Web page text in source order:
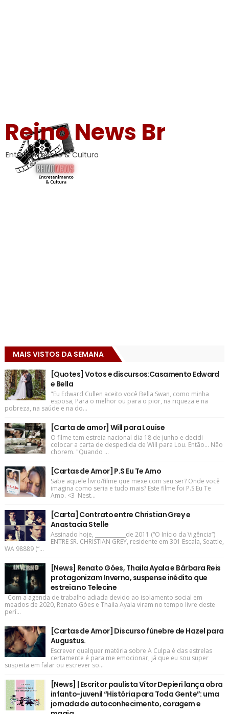
Reino News Br
Entretenimento & Cultura
MAIS VISTOS DA SEMANA
[Quotes] Votos e discursos:Casamento Edward
e Bella
"Eu Edward Cullen aceito você Bella Swan, como minha
esposa, Para o melhor ou para o pior, na riqueza e na
pobreza, na saúde e na do...
[Carta de amor] Will para Louise
O filme tem estreia nacional dia 18 de junho e decidi
colocar a carta de despedida de Will para Lou. Então... Não
chorem. "Quando ...
[Cartas de Amor] P.S Eu Te Amo
Sabe aquele livro/filme que mexe com seu ser? Onde você
imagina como seria e tudo mais? Este filme foi P.S Eu Te
Amo. <3 Nest...
[Carta] Contrato entre Christian Grey e
Anastacia Stelle
Assinado hoje, ____________de 2011 (“O Início da Vigência”)
ENTRE SR. CHRISTIAN GREY, residente em 301 Escala, Seattle,
WA 98889 (“...
[News] Renato Góes, Thaila Ayala e Bárbara Reis
protagonizam Inverno, suspense inédito que
estreia no Telecine
Com a agenda de trabalho adiada devido ao isolamento social em
meados de 2020, Renato Góes e Thaila Ayala viram no tempo livre deste
perí...
[Cartas de Amor] Discurso fúnebre de Hazel para
Augustus.
Escrever qualquer matéria sobre A Culpa é das estrelas
certamente é para me emocionar, já que eu sou super
suspeita em falar ou escrever so...
[News] | Escritor paulista Vítor Depieri lança obra
infanto-juvenil “História para Toda Gente”: uma
jornada de autoconhecimento, coragem e